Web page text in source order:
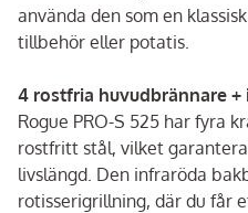
använda den som en
tillbehör eller potatis.
4 rostfria huvudbrännare
Rogue PRO-S 525 har fyra
rostfritt stål, vilket
livslängd. Den infraröda
rotisserigrillning, där du får